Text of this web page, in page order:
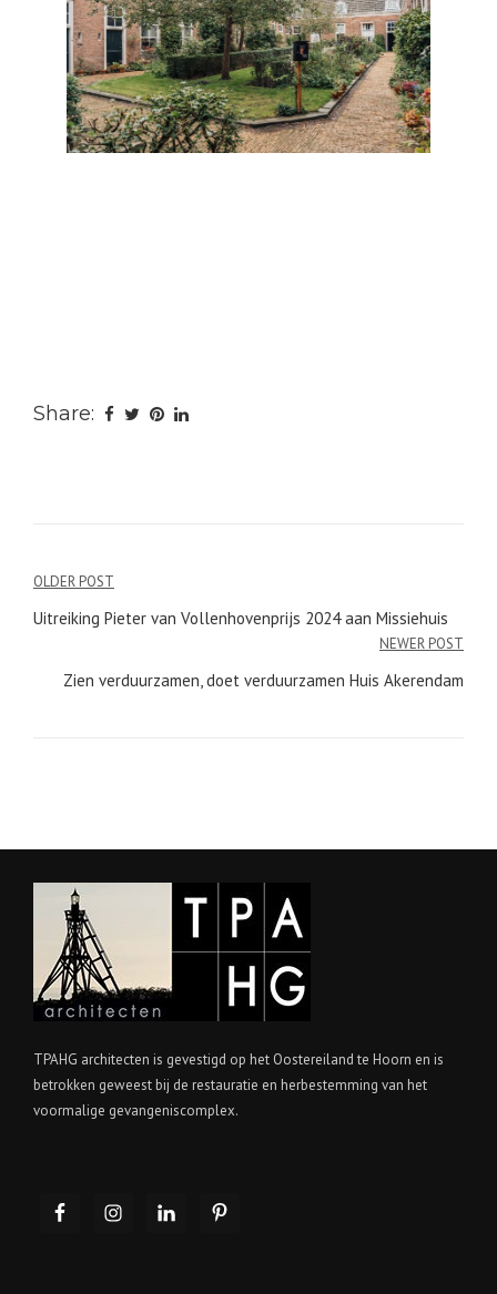
Share:
Bericht
navigatie
OLDER POST
Uitreiking Pieter van Vollenhovenprijs 2024 aan Missiehuis
NEWER POST
Zien verduurzamen, doet verduurzamen Huis Akerendam
TPAHG architecten is gevestigd op het Oostereiland te Hoorn en is
betrokken geweest bij de restauratie en herbestemming van het
voormalige gevangeniscomplex.